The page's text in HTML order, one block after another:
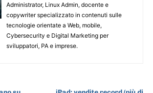
Administrator, Linux Admin, docente e
copywriter specializzato in contenuti sulle
tecnologie orientate a Web, mobile,
Cybersecurity e Digital Marketing per
sviluppatori, PA e imprese.